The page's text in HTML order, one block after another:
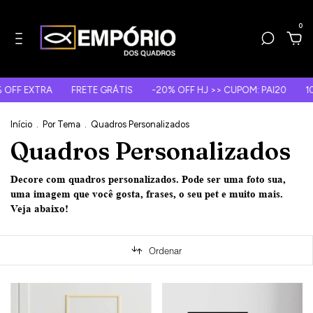
0
FRETE GRÁTIS -20% OFF HJ >> CUPOM: PAI20 10X S/
Início . Por Tema . Quadros Personalizados
Quadros Personalizados
Decore com quadros personalizados. Pode ser uma foto sua,
uma imagem que você gosta, frases, o seu pet e muito mais.
Veja abaixo!
Ordenar